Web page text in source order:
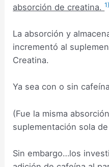
absorción de creatina.1)
La absorción y
incrementó al
Creatina.
Ya sea con o sin
(Fue la misma
suplementación sola
Sin embargo…los